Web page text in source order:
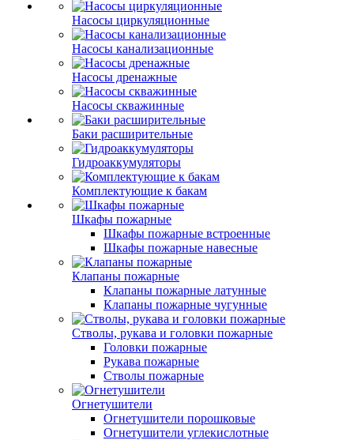
Насосы циркуляционные
Насосы канализационные
Насосы дренажные
Насосы скважинные
Баки расширительные
Гидроаккумуляторы
Комплектующие к бакам
Шкафы пожарные
Шкафы пожарные встроенные
Шкафы пожарные навесные
Клапаны пожарные
Клапаны пожарные латунные
Клапаны пожарные чугунные
Стволы, рукава и головки пожарные
Головки пожарные
Рукава пожарные
Стволы пожарные
Огнетушители
Огнетушители порошковые
Огнетушители углекислотные